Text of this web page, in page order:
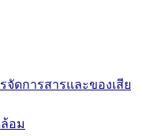
จัดการสารและของเสีย
อม